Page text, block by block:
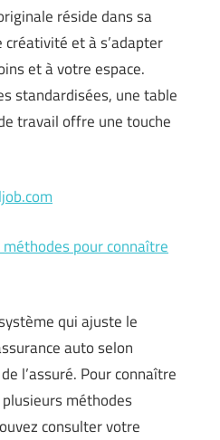
réside dans sa
et à s’adapter
et à votre espace.
standardisées, une table
travail offre une touche
pour connaître
qui ajuste le
auto selon
l’assuré. Pour connaître
méthodes
consulter votre